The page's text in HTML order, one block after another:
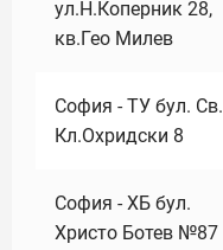
ул.Н.Коперник 28,
кв.Гео Милев
София - ТУ бул. Св.
Кл.Охридски 8
София - ХБ бул.
Христо Ботев №87